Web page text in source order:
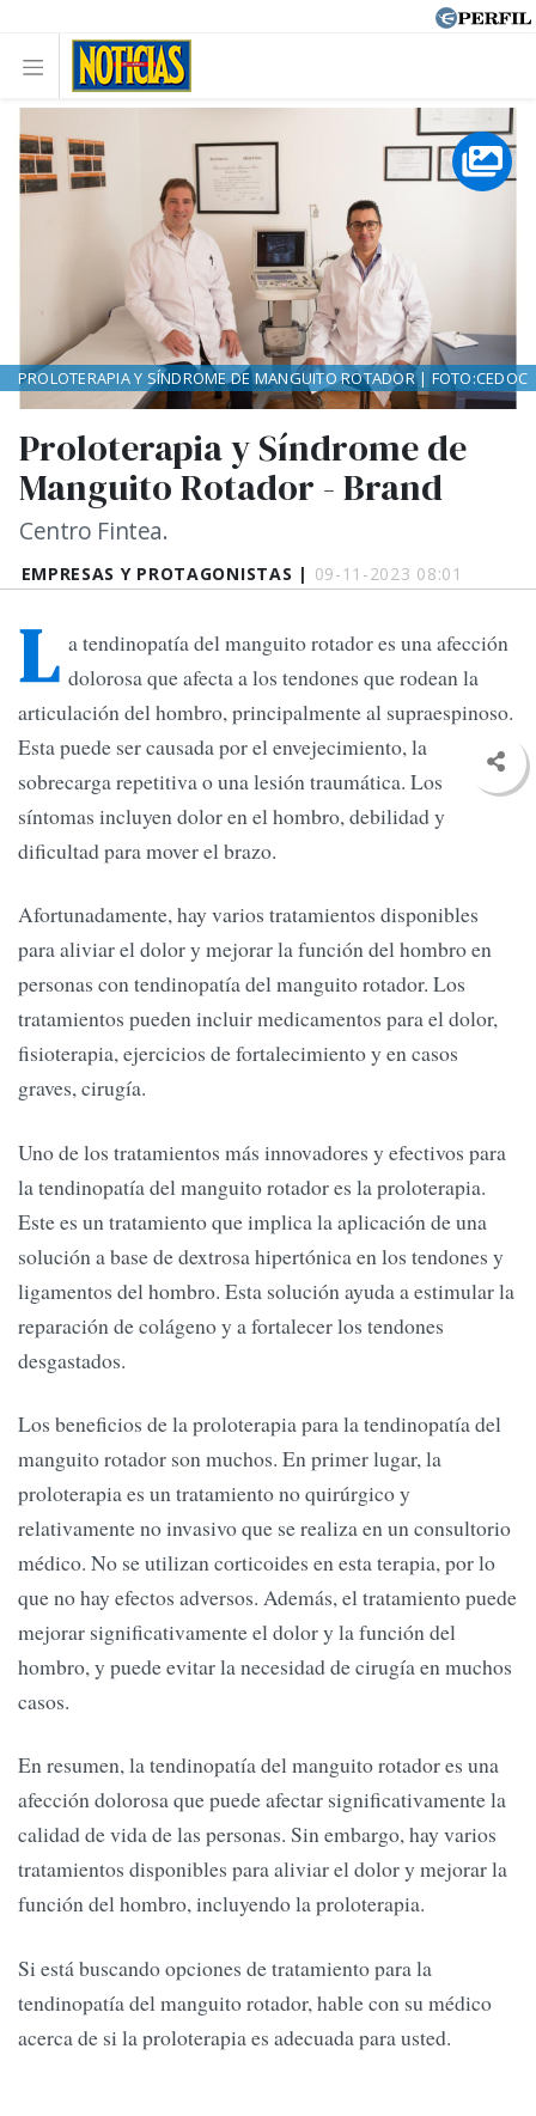
EMPRESAS Y PROTAGONISTAS | 09-11-2023 08:01
Proloterapia y Síndrome de
Manguito Rotador - Brand
Centro Fintea.
PROLOTERAPIA Y SÍNDROME DE MANGUITO ROTADOR | FOTO:CEDOC
L a tendinopatía del manguito rotador es una afección
dolorosa que afecta a los tendones que rodean la
articulación del hombro, principalmente al supraespinoso.
Esta puede ser causada por el envejecimiento, la
sobrecarga repetitiva o una lesión traumática. Los
síntomas incluyen dolor en el hombro, debilidad y
dificultad para mover el brazo.
Afortunadamente, hay varios tratamientos disponibles
para aliviar el dolor y mejorar la función del hombro en
personas con tendinopatía del manguito rotador. Los
tratamientos pueden incluir medicamentos para el dolor,
fisioterapia, ejercicios de fortalecimiento y en casos
graves, cirugía.
Uno de los tratamientos más innovadores y efectivos para
la tendinopatía del manguito rotador es la proloterapia.
Este es un tratamiento que implica la aplicación de una
solución a base de dextrosa hipertónica en los tendones y
ligamentos del hombro. Esta solución ayuda a estimular la
reparación de colágeno y a fortalecer los tendones
desgastados.
Los beneficios de la proloterapia para la tendinopatía del
manguito rotador son muchos. En primer lugar, la
proloterapia es un tratamiento no quirúrgico y
relativamente no invasivo que se realiza en un consultorio
médico. No se utilizan corticoides en esta terapia, por lo
que no hay efectos adversos. Además, el tratamiento puede
mejorar significativamente el dolor y la función del
hombro, y puede evitar la necesidad de cirugía en muchos
casos.
En resumen, la tendinopatía del manguito rotador es una
afección dolorosa que puede afectar significativamente la
calidad de vida de las personas. Sin embargo, hay varios
tratamientos disponibles para aliviar el dolor y mejorar la
función del hombro, incluyendo la proloterapia.
Si está buscando opciones de tratamiento para la
tendinopatía del manguito rotador, hable con su médico
acerca de si la proloterapia es adecuada para usted.